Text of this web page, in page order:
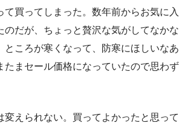
て買ってしまった。数年前からお気に入
のだが、ちょっと贅沢な気がしてなかな
ところが寒くなって、防寒にほしいなあ
たまセール価格になっていたので思わず
変えられない。買ってよかったと思って